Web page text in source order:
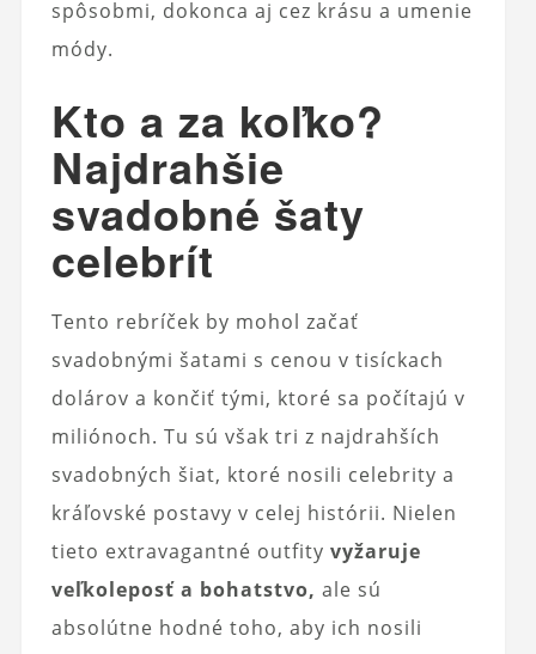
spôsobmi, dokonca aj cez krásu a umenie
módy.
Kto a za koľko?
Najdrahšie
svadobné šaty
celebrít
Tento rebríček by mohol začať
svadobnými šatami s cenou v tisíckach
dolárov a končiť tými, ktoré sa počítajú v
miliónoch. Tu sú však tri z najdrahších
svadobných šiat, ktoré nosili celebrity a
kráľovské postavy v celej histórii. Nielen
tieto extravagantné outfity vyžaruje
veľkoleposť a bohatstvo, ale sú
absolútne hodné toho, aby ich nosili